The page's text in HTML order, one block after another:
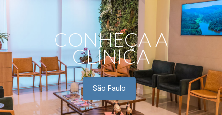
CONHEÇA A
CLÍNICA
São Paulo